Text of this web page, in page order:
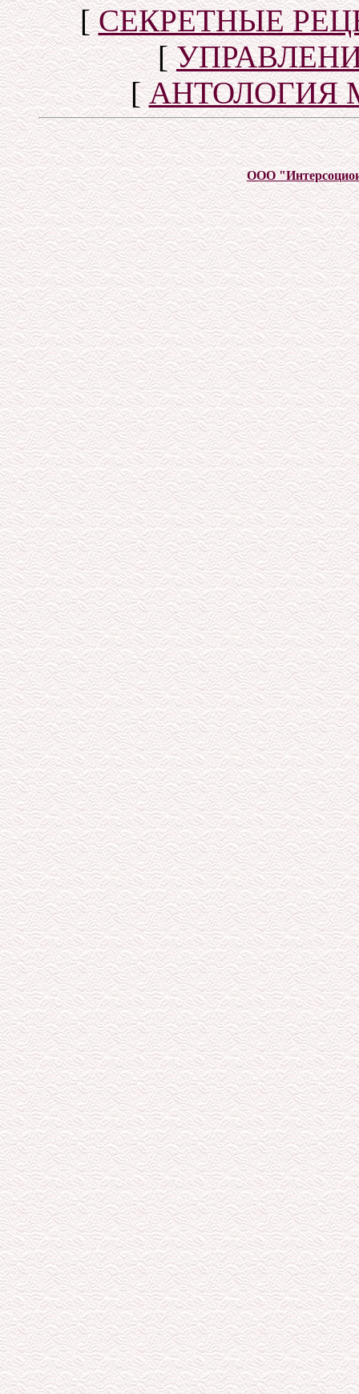
[СЕКРЕТНЫЕ
[
[АНТОЛОГИЯ
ООО